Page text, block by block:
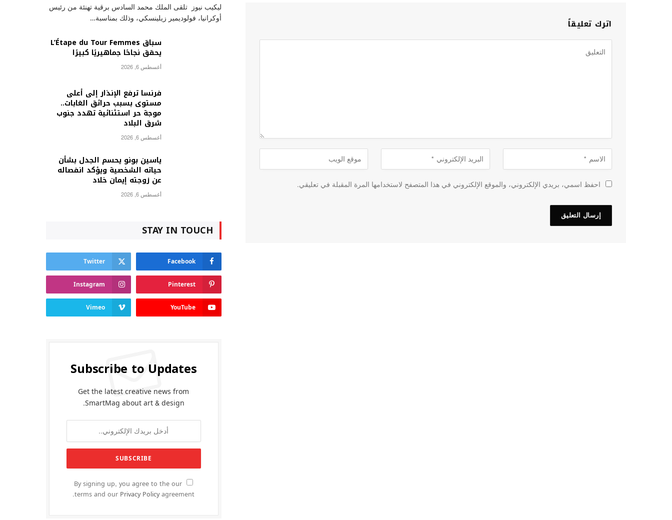
اترك تعليقاً
احفظ اسمي، بريدي الإلكتروني، والموقع الإلكتروني في هذا المتصفح لاستخدامها المرة المقبلة في تعليقي.
ليكيب نيوز تلقى الملك محمد السادس برقية تهنئة من رئيس
أوكرانيا، فولوديمير زيلينسكي، وذلك بمناسبة…
سباق L’Étape du Tour Femmes
يحقق نجاحًا جماهيريًا كبيرًا
أغسطس 6, 2026
فرنسا ترفع الإنذار إلى أعلى
مستوى بسبب حرائق الغابات..
موجة حر استثنائية تهدد جنوب
شرق البلاد
أغسطس 6, 2026
ياسين بونو يحسم الجدل بشأن
حياته الشخصية ويؤكد انفصاله
عن زوجته إيمان خلاد
أغسطس 6, 2026
STAY IN TOUCH
Facebook
Twitter
Pinterest
Instagram
YouTube
Vimeo
Subscribe to Updates
Get the latest creative news from
SmartMag about art & design.
By signing up, you agree to the our
terms and our Privacy Policyagreement.